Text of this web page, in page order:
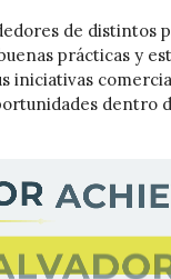
de distintos
prácticas y
iniciativas
dentro